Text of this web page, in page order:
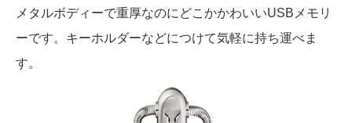
メタルボディーで重厚なのにどこかかわいいUSBメモリ
ーです。キーホルダーなどにつけて気軽に持ち運べま
す。